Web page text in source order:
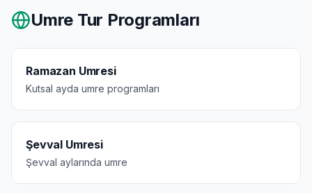
Umre Tur Programları
Ramazan Umresi
Kutsal ayda umre programları
Şevval Umresi
Şevval aylarında umre